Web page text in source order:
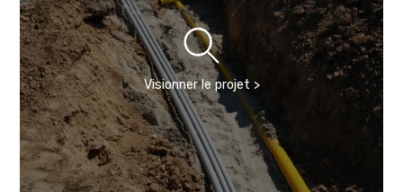
Visionner le projet >